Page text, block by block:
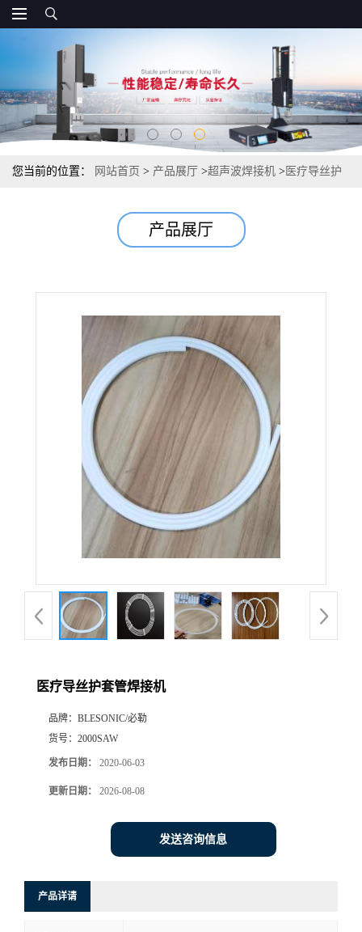
您当前的位置： 网站首页 > 产品展厅 >超声波焊接机 > 医疗导丝护
产品展厅
医疗导丝护套管焊接机
品牌： BLESONIC/必勒
货号： 2000SAW
发布日期： 2020-06-03
更新日期： 2026-08-08
发送咨询信息
产品详请